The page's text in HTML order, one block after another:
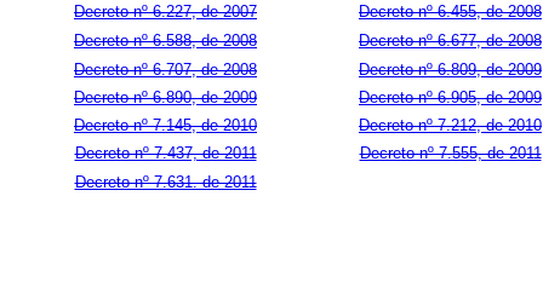
Decreto nº 6.227, de 2007
Decreto nº 6.455, de 2008
Decreto nº 6.588, de 2008
Decreto nº 6.677, de 2008
Decreto nº 6.707, de 2008
Decreto nº 6.809, de 2009
Decreto nº 6.890, de 2009
Decreto nº 6.905, de 2009
Decreto nº 7.145, de 2010
Decreto nº 7.212, de 2010
Decreto nº 7.437, de 2011
Decreto nº 7.555, de 2011
Decreto nº 7.631. de 2011